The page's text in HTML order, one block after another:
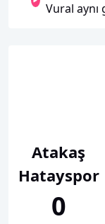
Vural
Atakaş
Hatayspor
0